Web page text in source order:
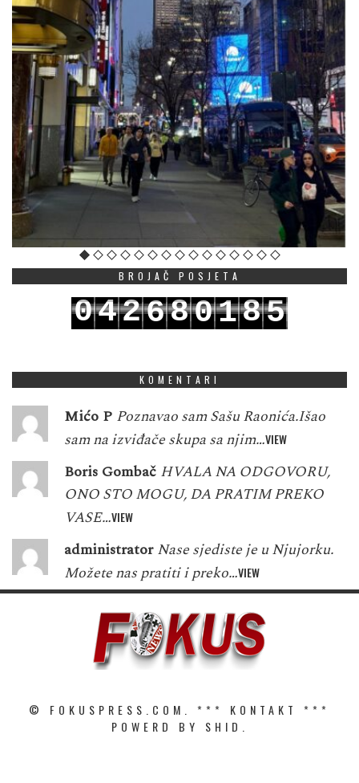
BROJAČ POSJETA
042680185
KOMENTARI
Mićo P Poznavao sam Sašu Raonića.Išao
sam na izviđače skupa sa njim…VIEW
Boris Gombač HVALA NA ODGOVORU,
ONO STO MOGU, DA PRATIM PREKO
VASE…VIEW
administrator Nase sjediste je u Njujorku.
Možete nas pratiti i preko…VIEW
© FOKUSPRESS.COM. *** KONTAKT
***
POWERD BY SHID.